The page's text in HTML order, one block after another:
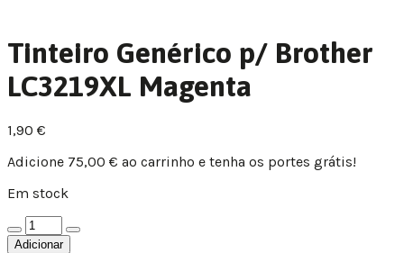
Tinteiro Genérico p/ Brother
LC3219XL Magenta
1,90 €
Adicione 75,00 € ao carrinho e tenha os portes grátis!
Em stock
Adicionar